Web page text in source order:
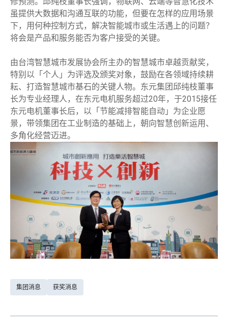
虽提供大数据和沟通互联的功能，但要在怎样的应用场景
下，用何种控制方式，解决智能城市或生活遇上的问题？
将会是产品和服务能否为客户接受的关键。
由台湾智慧城市发展协会所主办的智慧城市卓越贡献奖，
特别以「个人」为评选及颁奖对象，鼓励在各领域持续耕
耘、打造智慧城市基石的关键人物。东元集团邱纯枝董事
长为专业经理人，在东元电机服务超过20年，于2015接任
东元电机董事长后，以「节能减排智能自动」为企业愿
景，带领集团在工业制造的基础上，朝向智慧创新运用、
多角化经营迈进。
集团消息 获奖消息